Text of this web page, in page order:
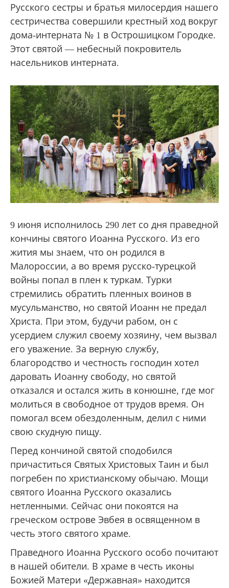
Русского сестры и братья милосердия нашего
сестричества совершили крестный ход вокруг
дома-интерната № 1 в Острошицком Городке.
Этот святой — небесный покровитель
насельников интерната.
9 июня исполнилось 290 лет со дня праведной
кончины святого Иоанна Русского. Из его
жития мы знаем, что он родился в
Малороссии, а во время русско-турецкой
войны попал в плен к туркам. Турки
стремились обратить пленных воинов в
мусульманство, но святой Иоанн не предал
Христа. При этом, будучи рабом, он с
усердием служил своему хозяину, чем вызвал
его уважение. За верную службу,
благородство и честность господин хотел
даровать Иоанну свободу, но святой
отказался и остался жить в конюшне, где мог
молиться в свободное от трудов время. Он
помогал всем обездоленным, делил с ними
свою скудную пищу.
Перед кончиной святой сподобился
причаститься Святых Христовых Таин и был
погребен по христианскому обычаю. Мощи
святого Иоанна Русского оказались
нетленными. Сейчас они покоятся на
греческом острове Эвбея в освященном в
честь этого святого храме.
Праведного Иоанна Русского особо почитают
в нашей обители. В храме в честь иконы
Божией Матери «Державная» находится